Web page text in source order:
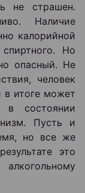
не страшен.
Наличие
калорийной
Но
опасный. Не
человек
в итоге может
в состоянии
Пусть и
но все же
это